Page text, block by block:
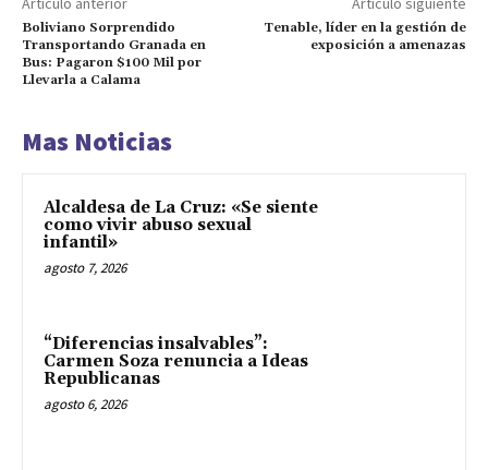
Boliviano Sorprendido
Transportando Granada en
Bus: Pagaron $100 Mil por
Llevarla a Calama
Tenable, líder en la gestión de
exposición a amenazas
Mas Noticias
Alcaldesa de La Cruz: «Se siente
como vivir abuso sexual
infantil»
agosto 7, 2026
“Diferencias insalvables”:
Carmen Soza renuncia a Ideas
Republicanas
agosto 6, 2026